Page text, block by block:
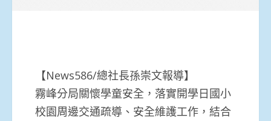
【News586/總社長孫崇文報導】
霧峰分局關懷學童安全，落實開學日國小
校園周邊交通疏導、安全維護工作，結合